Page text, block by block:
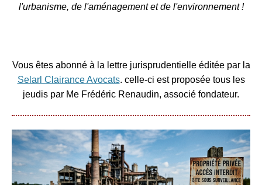
l'urbanisme, de l'aménagement et de l'environnement !
Vous êtes abonné à la lettre jurisprudentielle éditée par la
Selarl Clairance Avocats. celle-ci est proposée tous les
jeudis par Me Frédéric Renaudin, associé fondateur.